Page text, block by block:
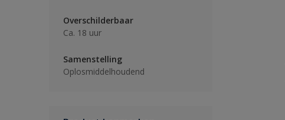
Overschilderbaar
Ca. 18 uur
Samenstelling
Oplosmiddelhoudend